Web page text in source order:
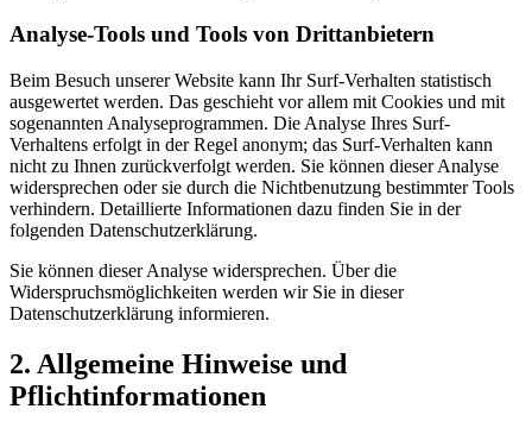
Analyse-Tools und Tools von Drittanbietern
Beim Besuch unserer Website kann Ihr Surf-Verhalten statistisch
ausgewertet werden. Das geschieht vor allem mit Cookies und mit
sogenannten Analyseprogrammen. Die Analyse Ihres Surf-
Verhaltens erfolgt in der Regel anonym; das Surf-Verhalten kann
nicht zu Ihnen zurückverfolgt werden. Sie können dieser Analyse
widersprechen oder sie durch die Nichtbenutzung bestimmter Tools
verhindern. Detaillierte Informationen dazu finden Sie in der
folgenden Datenschutzerklärung.
Sie können dieser Analyse widersprechen. Über die
Widerspruchsmöglichkeiten werden wir Sie in dieser
Datenschutzerklärung informieren.
2. Allgemeine Hinweise und
Pflichtinformationen